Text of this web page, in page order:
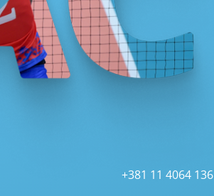
+381 11 4064 136